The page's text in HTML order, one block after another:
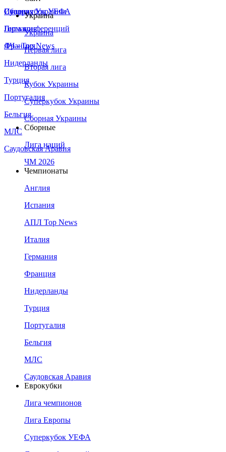
Сборная Украины
Италия
Германия
Франция
Нидерланды
Турция
Португалия
Бельгия
МЛС
Саудовская Аравия
Суперкубок УЕФА
Лига конференций
ЛЧ - Top News
Украина
Украина
Первая лига
Вторая лига
Кубок Украины
Суперкубок Украины
Сборная Украины
Сборные
Лига наций
ЧМ 2026
Чемпионаты
Англия
Испания
АПЛ Top News
Италия
Германия
Франция
Нидерланды
Турция
Португалия
Бельгия
МЛС
Саудовская Аравия
Еврокубки
Лига чемпионов
Лига Европы
Суперкубок УЕФА